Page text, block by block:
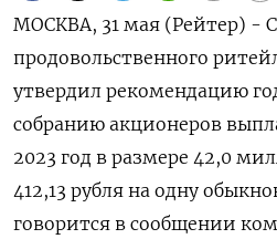
МОСКВА, 31 мая (Рейтер) -
продовольственного
утвердил рекомендацию
собранию акционеров
2023 год в размере 42,0
412,13 рубля на одну
говорится в сообщении